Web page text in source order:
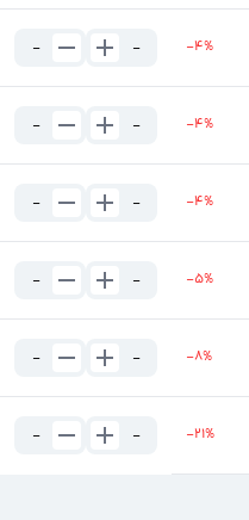
-4%
-
-
-4%
-
-
-4%
-
-
-5%
-
-
-8%
-
-
-21%
-
-